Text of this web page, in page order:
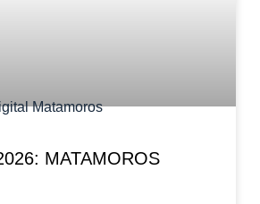
MATAMOROS